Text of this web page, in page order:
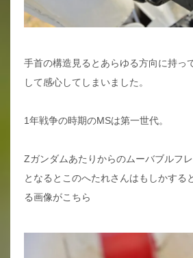
手首の構造見るとあらゆる方向に持っ
して感心してしまいました。
1年戦争の時期のMSは第一世代。
Zガンダムあたりからのムーバブルフ
となるとこのへたれさんはもしかする
る画像がこちら